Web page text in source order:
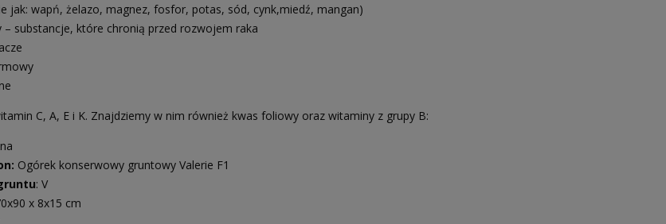
jak: wapń, żelazo, magnez, fosfor, potas, sód, cynk,miedź, mangan)
– substancje, które chronią przed rozwojem raka
C, A, E i K. Znajdziemy w nim również kwas foliowy oraz witaminy z grupy B:
Ogórek konserwowy gruntowy Valerie F1
: V
x 8x15 cm